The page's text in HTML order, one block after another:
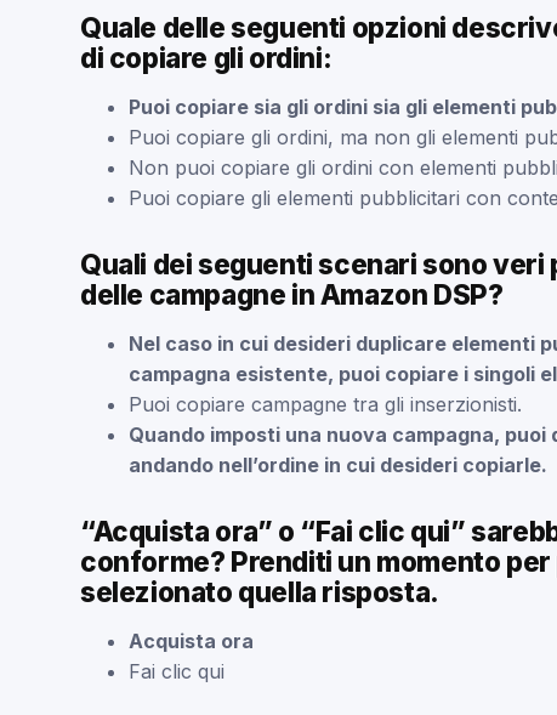
Quale delle seguenti opzioni
di copiare gli ordini:
Puoi copiare sia gli ordini sia gli elementi
Puoi copiare gli ordini, ma non gli elementi
Non puoi copiare gli ordini con elementi
Puoi copiare gli elementi pubblicitari con
Quali dei seguenti scenari sono
delle campagne in Amazon DSP?
Nel caso in cui desideri duplicare elementi
campagna esistente, puoi copiare i singoli
Puoi copiare campagne tra gli inserzionisti.
Quando imposti una nuova campagna,
andando nell’ordine in cui desideri copiarle.
“Acquista ora” o “Fai clic qui”
conforme? Prenditi un momento
selezionato quella risposta.
Acquista ora
Fai clic qui